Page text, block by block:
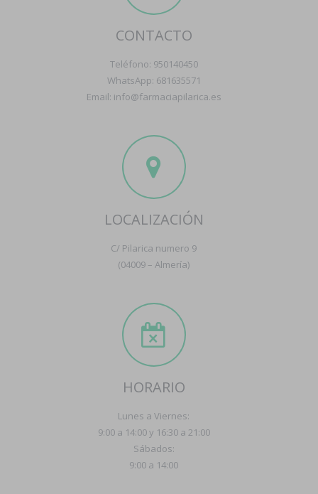
CONTACTO
Teléfono: 950140450
WhatsApp: 681635571
Email: info@farmaciapilarica.es
LOCALIZACIÓN
C/ Pilarica numero 9
(04009 – Almería)
HORARIO
Lunes a Viernes:
9:00 a 14:00 y 16:30 a 21:00
Sábados:
9:00 a 14:00